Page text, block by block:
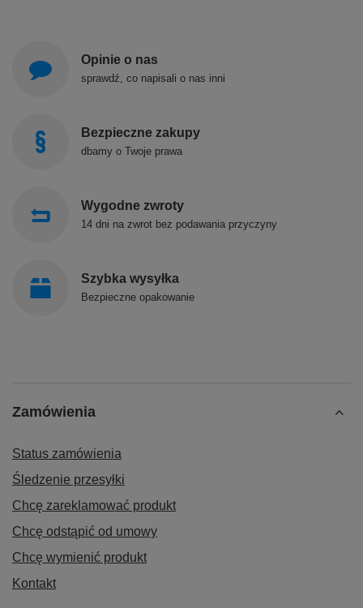
Opinie o nas
sprawdź, co napisali o nas inni
Bezpieczne zakupy
dbamy o Twoje prawa
Wygodne zwroty
14 dni na zwrot bez podawania przyczyny
Szybka wysyłka
Bezpieczne opakowanie
Zamówienia
Status zamówienia
Śledzenie przesyłki
Chcę zareklamować produkt
Chcę odstąpić od umowy
Chcę wymienić produkt
Kontakt